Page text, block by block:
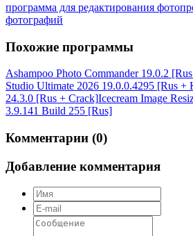
программа для редактирования фото
фотографий
Похожие программы
Ashampoo Photo Commander 19.0.2
Studio Ultimate 2026 19.0.0.4295 [Rus +
24.3.0 [Rus + Crack]Icecream Image
3.9.141 Build 255 [Rus]
Комментарии (0)
Добавление комментария